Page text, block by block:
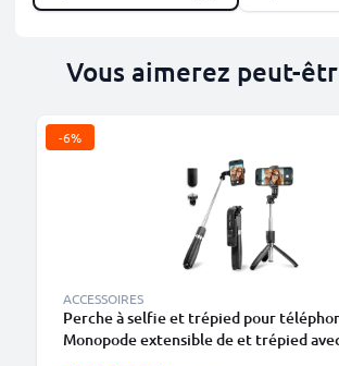
Vous aimerez peut-
-6%
ACCESSOIRES
Perche à selfie et trépied pour
Monopode extensible de et trépied